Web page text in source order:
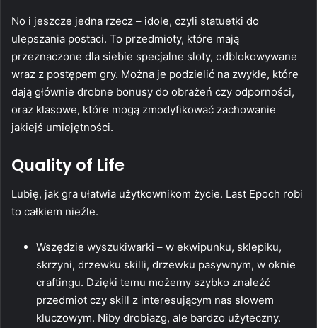
No i jeszcze jedna rzecz – idole, czyli statuetki do
ulepszania postaci. To przedmioty, które mają
przeznaczone dla siebie specjalne sloty, odblokowywane
wraz z postępem gry. Można je podzielić na zwykłe, które
dają głównie drobne bonusy do obrażeń czy odporności,
oraz klasowe, które mogą zmodyfikować zachowanie
jakiejś umiejętności.
Quality of Life
Lubię, jak gra ułatwia użytkownikom życie. Last Epoch robi
to całkiem nieźle.
Wszędzie wyszukiwarki – w ekwipunku, sklepiku,
skrzyni, drzewku skilli, drzewku pasywnym, w oknie
craftingu. Dzięki temu możemy szybko znaleźć
przedmiot czy skill z interesującym nas słowem
kluczowym. Niby drobiazg, ale bardzo użyteczny.